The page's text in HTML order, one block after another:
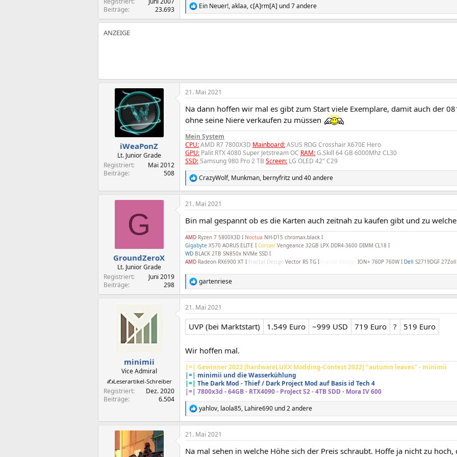
Beiträge
23.693
R
e
a
n
:
Ein Neuer!,aklaa,c[A]rm[A] und 7 andere
iWeaPonZ
Lt. Junior Grade
Registriert
Mai 2012
Beiträge
508
21. Mai 2021
Na dann hoffen wir mal es gibt zum Start viele Exemplare, damit auch der
ohne seine Niere verkaufen zu müssen
Mein System
CPU:AMD R7 7800X3D Mainboard:ASUS ROG Crosshair X670E Hero
GPU: Palit RTX 4080 Super Jetstream OC RAM:G.Skill 64 GB 6000Mhz CL30
SSD:Samsung 980 Pro 2 TB Screen: LG OLED 42" C29
R
e
a
k
i
o
n
e
n
:
CrazyWolf, Munkman, bernyfritz und 40 andere
G
GroundZeroX
Lt. Junior Grade
Registriert
Juni 2019
Beiträge
298
21. Mai 2021
Bin mal gespannt ob es die Karten auch zeitnah zu kaufen gibt und zu
AMD Ryzen 7 5800X3D I Noctua NH-D15 chromax.black I
Gigabyte X570 AORUS ELITE I Corsair Vengeance 32GB LPX DDR4-3600 DIMM CL18 I
WD BLACK 2TB SN850x NVMe SSD I
AMD Radeon RX6900 XT I Fractal Design Vector RS TG I ION+ 760P 760W I Dell S2719DGF
R
e
a
k
t
i
o
e
:
gartenriese
minimii
Vice Admiral
✍️Leserartikel-Schreiber
Registriert
Dez. 2020
Beiträge
6.504
21. Mai 2021
UVP (bei Marktstart) 1.549 Euro ~999 USD 719 Euro ? 519 Euro
Wir hoffen mal.
|=| Gewinner 2022 [hardwareLUXX Modding-Contest 2022] "autumn leaves" - minimii
|=| minimii und die Wasserkühlung
|=| The Dark Mod - Thief / Dark Project Mod auf Basis id Tech 4
|=| 7800x3d - 64GB - RTX4090 - ProJect S2 - 4TB SDD - Mora IV 600
R
e
a
k
i
yahlov, laola85, Lahire690 und 2 andere
21. Mai 2021
Na mal sehen in welche Höhe sich der Preis schraubt. Hoffe ja nicht zu